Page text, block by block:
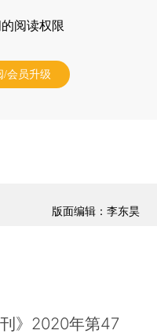
阅读权限
/会员升级
版面编辑：李东昊
》2020年第47